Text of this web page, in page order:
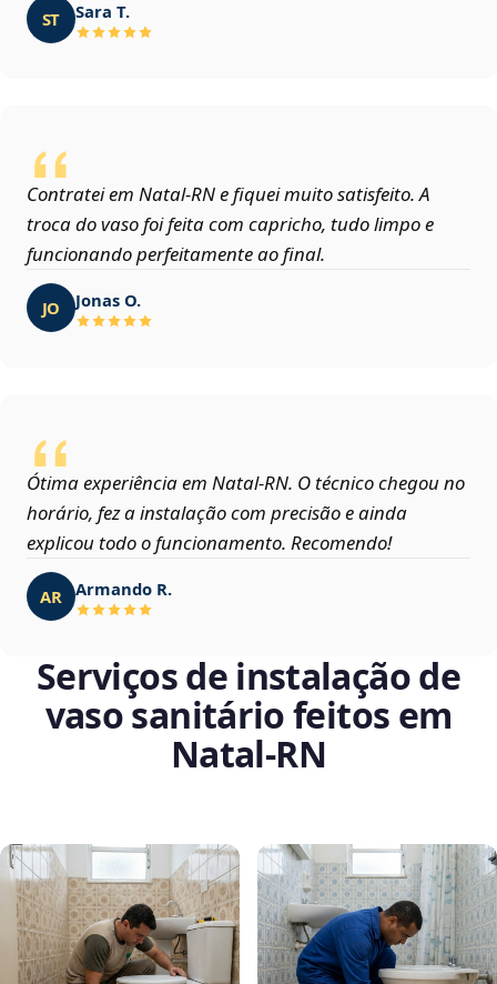
ST Sara T.
Contratei em Natal‑RN e fiquei muito satisfeito. A
troca do vaso foi feita com capricho, tudo limpo e
funcionando perfeitamente ao final.
JO Jonas O.
Ótima experiência em Natal‑RN. O técnico chegou no
horário, fez a instalação com precisão e ainda
explicou todo o funcionamento. Recomendo!
AR Armando R.
Serviços de instalação de
vaso sanitário feitos em
Natal‑RN